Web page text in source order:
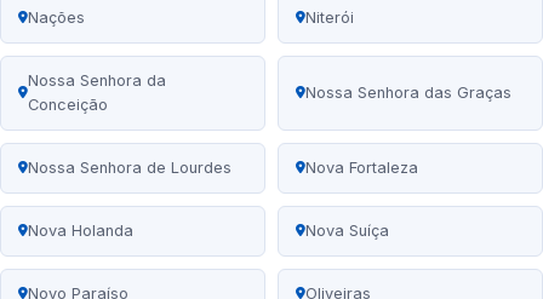
Nações Niterói
Nossa Senhora da
Conceição
Nossa Senhora das Graças
Nossa Senhora de Lourdes Nova Fortaleza
Nova Holanda Nova Suíça
Novo Paraíso Oliveiras